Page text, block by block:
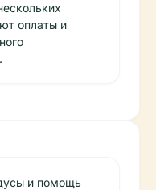
оплаты и
и помощь